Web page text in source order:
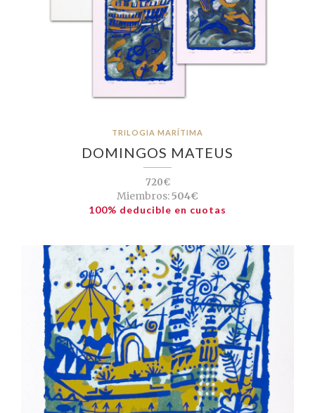
TRILOGIA MARÍTIMA
DOMINGOS MATEUS
720€
Miembros:504€
100% deducible en cuotas